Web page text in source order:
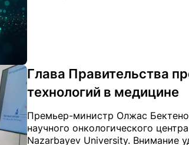
Глава Правительства
технологий в медицине
Премьер-министр Олжас
научного онкологического
Nazarbayev University. Внимание